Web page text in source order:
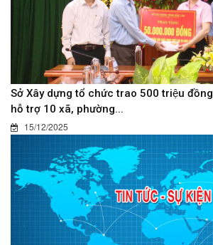
Sở Xây dựng tổ chức trao 500 triệu đồng
hỗ trợ 10 xã, phường...
15/12/2025